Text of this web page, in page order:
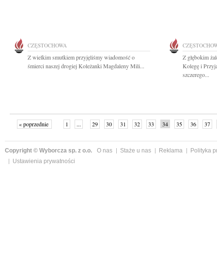
CZĘSTOCHOWA
Z wielkim smutkiem przyjęliśmy wiadomość o
śmierci naszej drogiej Koleżanki Magdaleny Mili...
Z głębokim
Kolegę i
szczerego...
« poprzednie 1 ... 29 30 31 32 33 34 35 36
37
Copyright © Wyborcza sp. z o.o. O nas Staże u nas Reklama
Polityka
Ustawienia prywatności